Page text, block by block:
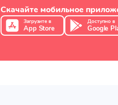
Скачайте мобильное
Загрузите в
App Store
Доступно в
Google